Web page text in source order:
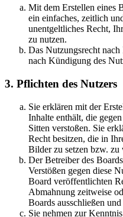
Mit dem Erstellen eines
ein einfaches, zeitlich
unentgeltliches Recht,
zu nutzen.
Das Nutzungsrecht
nach Kündigung des
3. Pflichten des Nutzers
Sie erklären mit der
Inhalte enthält, die
Sitten verstoßen. Sie
Recht besitzen, die in
Bilder zu setzen bzw. zu
Der Betreiber des
Verstößen gegen diese
Board veröffentlichten
Abmahnung zeitweise
Boards ausschließen
Sie nehmen zur